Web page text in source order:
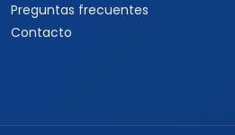
Preguntas frecuentes
Contacto